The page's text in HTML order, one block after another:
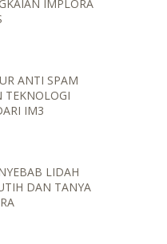
IMPLORA
ANTI SPAM
TEKNOLOGI
IM3
LIDAH
DAN TANYA